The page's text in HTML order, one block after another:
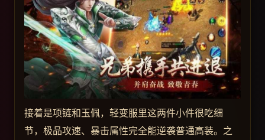
接着是项链和玉佩，轻变服里这两件小件很吃细
节，极品攻速、暴击属性完全能逆袭普通高装。之